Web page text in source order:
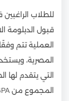
للطلاب
قبول الدبلومة
العملية تتم
المصرية،
التي يتقدم لها